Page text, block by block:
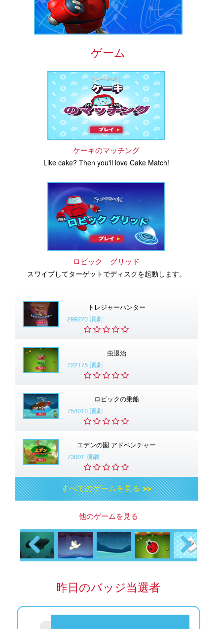
ゲーム
ケーキのマッチング
Like cake? Then you'll love Cake Match!
ロビック グリッド
スワイプしてターゲットでディスクを起動します。
トレジャーハンター
299270 演劇
虫退治
722175 演劇
ロビックの乗船
754010 演劇
エデンの園 アドベンチャー
73001 演劇
すべてのゲームを見る >>
他のゲームを見る
Previous Next
昨日のバッジ当選者